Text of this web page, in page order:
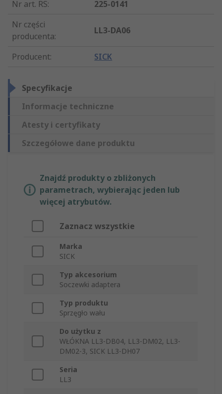
Nr art. RS:
225-0141
Nr części
producenta:
LL3-DA06
Producent: SICK
Specyfikacje
Informacje techniczne
Atesty i certyfikaty
Szczegółowe dane produktu
Znajdź produkty o zbliżonych
parametrach, wybierając jeden lub
więcej atrybutów.
Zaznacz wszystkie
Marka
SICK
Typ akcesorium
Soczewki adaptera
Typ produktu
Sprzęgło wału
Do użytku z
WŁÓKNA LL3-DB04, LL3-DM02, LL3-
DM02-3, SICK LL3-DH07
Seria
LL3